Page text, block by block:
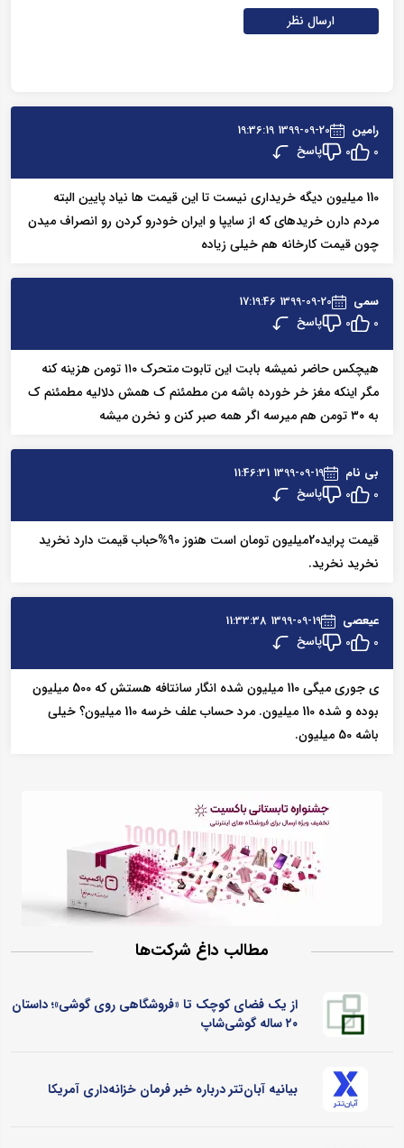
ارسال نظر
رامین
1399-09-20 19:36:19
0
0 پاسخ
110 میلیون دیگه خریداری نیست تا این قیمت ها نیاد پایین البته
مردم دارن خریدهای که از سایپا و ایران خودرو کردن رو انصراف میدن
چون قیمت کارخانه هم خیلی زیاده
سمی
1399-09-20 17:19:46
0
0 پاسخ
هیچکس حاضر نمیشه بابت این تابوت متحرک ۱۱۰ تومن هزینه کنه
مگر اینکه مغز خر خورده باشه من مطمئنم ک همش دلالیه مطمئنم ک
به ۳۰ تومن هم میرسه اگر همه صبر کنن و نخرن میشه
بی نام
1399-09-19 11:46:31
0
0 پاسخ
قیمت پراید20میلیون تومان است هنوز 90%حباب قیمت دارد نخرید
نخرید نخرید.
عیعصی
1399-09-19 11:33:38
0
0 پاسخ
ی جوری میگی 110 میلیون شده انگار سانتافه هستش که 500 میلیون
بوده و شده 110 میلیون. مرد حساب علف خرسه 110 میلیون؟ خیلی
باشه 50 میلیون.
مطالب داغ شرکت‌ها
از یک فضای کوچک تا «فروشگاهی روی گوشی»؛ داستان
۲۰ ساله گوشی‌شاپ
بیانیه آبان‌تتر درباره خبر فرمان خزانه‌داری آمریکا